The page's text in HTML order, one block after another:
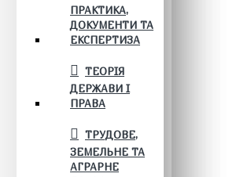
ПРАКТИКА,
ДОКУМЕНТИ ТА
ЕКСПЕРТИЗА
ТЕОРІЯ
ДЕРЖАВИ І
ПРАВА
ТРУДОВЕ,
ЗЕМЕЛЬНЕ ТА
АГРАРНЕ